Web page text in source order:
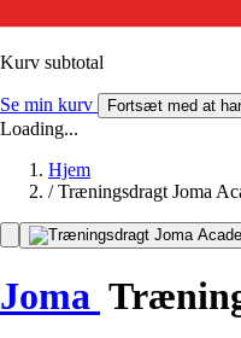
Kurv subtotal
Se min kurv Fortsæt med at
Loading...
Hjem
/ Træningsdragt Joma
Joma